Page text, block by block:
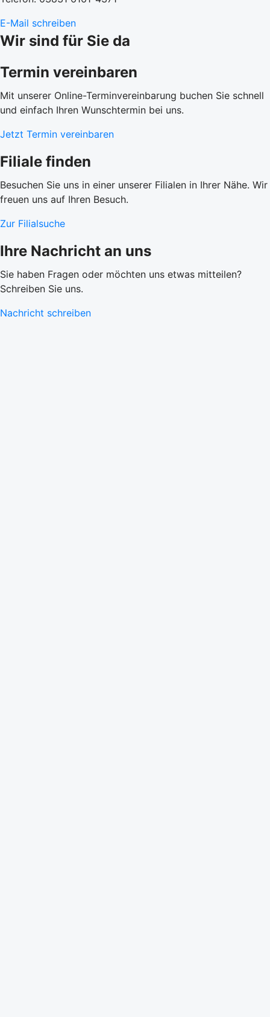
E-Mail schreiben
Wir sind für Sie da
Termin vereinbaren
Mit unserer Online-Terminvereinbarung buchen Sie schnell
und einfach Ihren Wunschtermin bei uns.
Jetzt Termin vereinbaren
Filiale finden
Besuchen Sie uns in einer unserer Filialen in Ihrer Nähe. Wir
freuen uns auf Ihren Besuch.
Zur Filialsuche
Ihre Nachricht an uns
Sie haben Fragen oder möchten uns etwas mitteilen?
Schreiben Sie uns.
Nachricht schreiben